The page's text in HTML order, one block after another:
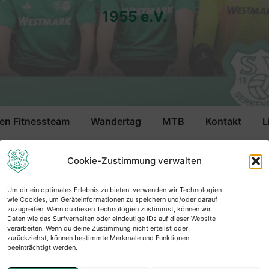
Cookie-Zustimmung verwalten
Um dir ein optimales Erlebnis zu bieten, verwenden wir Technologien
wie Cookies, um Geräteinformationen zu speichern und/oder darauf
zuzugreifen. Wenn du diesen Technologien zustimmst, können wir
Daten wie das Surfverhalten oder eindeutige IDs auf dieser Website
verarbeiten. Wenn du deine Zustimmung nicht erteilst oder
zurückziehst, können bestimmte Merkmale und Funktionen
beeinträchtigt werden.
1955 e.V.
Saison
Fitnessteam Wandertag MTB Kontakt